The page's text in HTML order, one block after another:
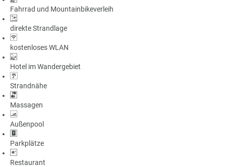
Fahrrad und Mountainbikeverleih
direkte Strandlage
kostenloses WLAN
Hotel im Wandergebiet
Strandnähe
Massagen
Außenpool
Parkplätze
Restaurant